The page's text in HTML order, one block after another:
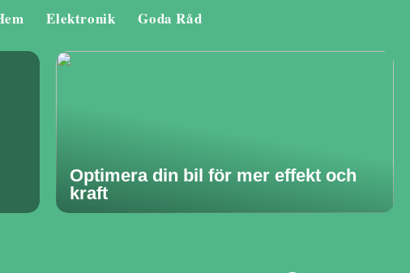
Elektronik Goda Råd
Optimera din bil för mer effekt och
kraft